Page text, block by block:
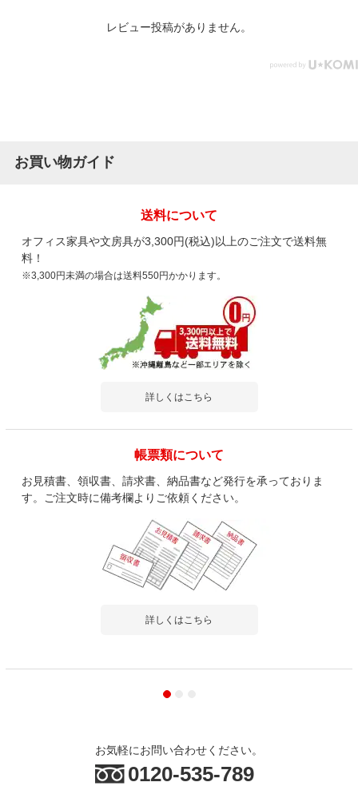
レビュー投稿がありません。
お買い物ガイド
送料について
オフィス家具や文房具が3,300円(税込)以上のご注文で送料無
料！
※3,300円未満の場合は送料550円かかります。
詳しくはこちら
帳票類について
お見積書、領収書、請求書、納品書など発行を承っておりま
す。ご注文時に備考欄よりご依頼ください。
詳しくはこちら
お気軽にお問い合わせください。
0120-535-789